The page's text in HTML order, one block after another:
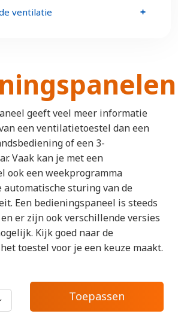
geeft veel meer informatie
een ventilatietoestel dan een
of een 3-
Vaak kan je met een
ook een weekprogramma
automatische sturing van de
Een bedieningspaneel is steeds
er zijn ook verschillende versies
Kijk goed naar de
toestel voor je een keuze maakt.
ventilatie